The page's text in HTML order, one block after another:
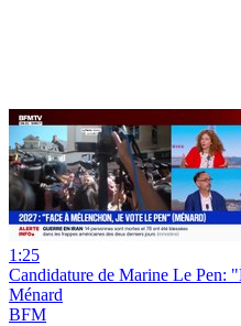
1:25
Candidature de Marine Le Pen:
Ménard
BFM